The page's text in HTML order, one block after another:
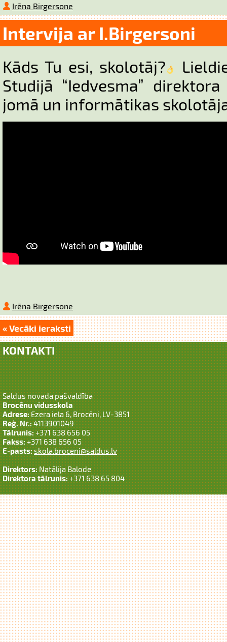
Irēna Birgersone
Intervija ar I.Birgersoni
Kāds Tu esi, skolotāj?
Studijā “Iedvesma”
jomā un informātikas
Irēna Birgersone
« Vecāki ieraksti
KONTAKTI
Saldus novada pašvaldība
Brocēnu vidusskola
Adrese:Ezera iela 6, Brocēni, LV-3851
Reģ. Nr.:4113901049
Tālrunis:+371 638 656 05
Fakss:+371 638 656 05
E-pasts:skola.broceni@saldus.lv
Direktors:Natālija Balode
Direktora tālrunis:+371 638 65 804